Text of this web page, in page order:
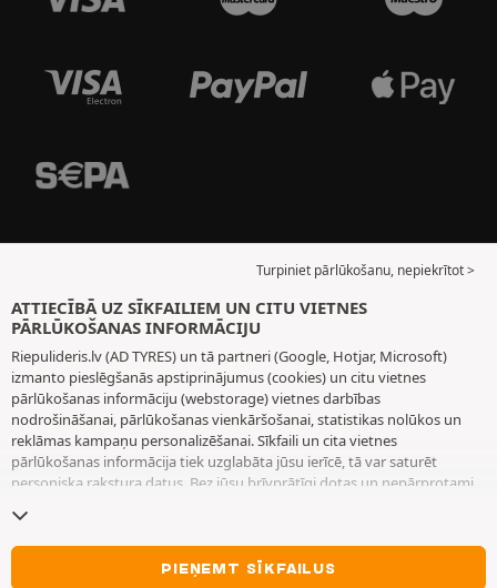
Turpiniet pārlūkošanu, nepiekrītot >
ATTIECĪBĀ UZ SĪKFAILIEM UN CITU VIETNES
PĀRLŪKOŠANAS INFORMĀCIJU
Riepulideris.lv (AD TYRES) un tā partneri (Google, Hotjar, Microsoft)
izmanto pieslēgšanās apstiprinājumus (cookies) un citu vietnes
pārlūkošanas informāciju (webstorage) vietnes darbības
nodrošināšanai, pārlūkošanas vienkāršošanai, statistikas nolūkos un
reklāmas kampaņu personalizēšanai. Sīkfaili un cita vietnes
pārlūkošanas informācija tiek uzglabāta jūsu ierīcē, tā var saturēt
personiska rakstura datus. Bez jūsu brīvprātīgi dotas un nepārprotami
pārlūkošanas informāciju, izņemot to, kas nepieciešama vietnes
darbības nodrošināšanai. Mēs saglabājam jūsu izvēli 6 mēnešus ilgu
laiku periodu. Jūs varat jebkurā brīdī atsaukt savu piekrišanu, dodoties
PIEŅEMT SĪKFAILUS